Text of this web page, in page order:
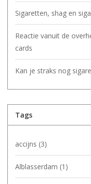
Sigaretten, shag en
Reactie vanuit de
cards
Kan je straks nog
Tags
accijns (3)
Alblasserdam (1)